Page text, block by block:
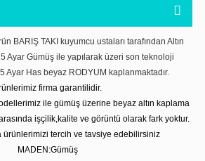
BARIŞ TAKI kuyumcu ustaları tarafından Altın
Ayar Gümüş ile yapılarak üzeri son teknoloji
Ayar Has beyaz RODYUM kaplanmaktadır.
firma garantilidir.
ile gümüş üzerine beyaz altın kaplama
işçilik,kalite ve görüntü olarak fark yoktur.
ürünlerimizi tercih ve tavsiye edebilirsiniz
MADEN:Gümüş